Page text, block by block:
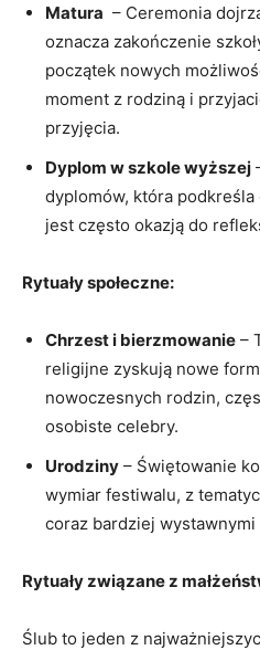
Matura
– Ceremonia
oznacza zakończenie
początek⁢ nowych
moment z rodziną i
przyjęcia.
Dyplom w szkole wyższej
dyplomów, która
jest często okazją do
Rytuały społeczne:
Chrzest‍ i bierzmowanie –
religijne⁣ zyskują nowe
nowoczesnych rodzin,
osobiste celebry.
Urodziny – Świętowanie
wymiar festiwalu, z
coraz bardziej
Rytuały związane z
Ślub​ to jeden​ z